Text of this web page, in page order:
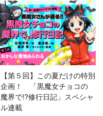
【第５回】この夏だけの特別
企画！ 「黒魔女チョコの
魔界で!?修行日記」スペシャ
ル連載